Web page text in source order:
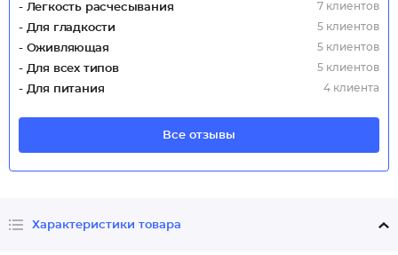
- Легкость расчесывания
7 клиентов
- Для гладкости 5 клиентов
- Оживляющая 5 клиентов
- Для всех типов 5 клиентов
- Для питания 4 клиента
Все отзывы
Характеристики товара